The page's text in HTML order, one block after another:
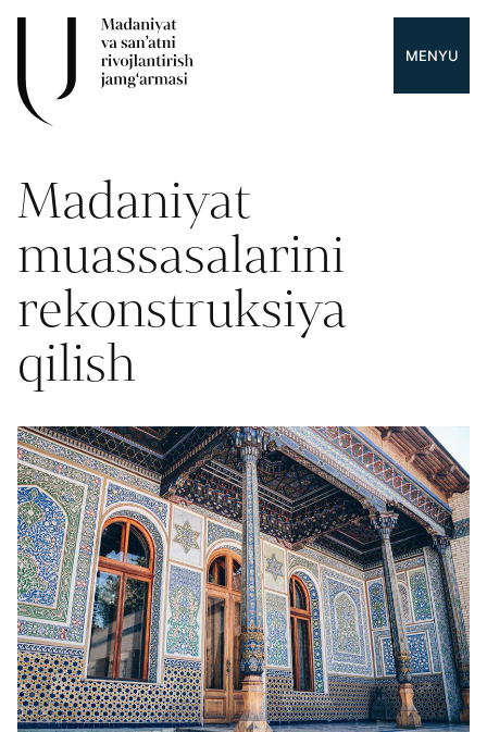
MENYU
Madaniyat
muassasalarini
rekonstruksiya
qilish